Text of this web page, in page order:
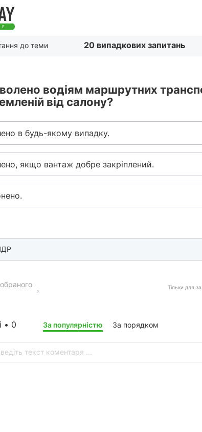
до теми 20 випадкових запитань
водіям маршрутних
від салону?
в будь-якому випадку.
якщо вантаж добре закріплений.
Тільки для
• 0 За популярністю За порядком